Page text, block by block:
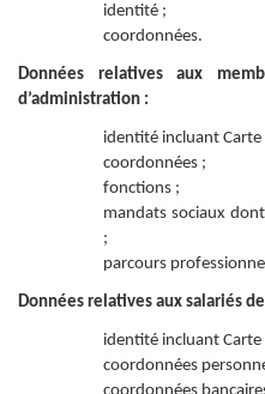
identité ;
coordonnées.
Données relatives aux
d’administration :
identité incluant
coordonnées ;
fonctions ;
mandats sociaux
;
parcours
Données relatives aux salariés
identité incluant
coordonnées
coordonnées